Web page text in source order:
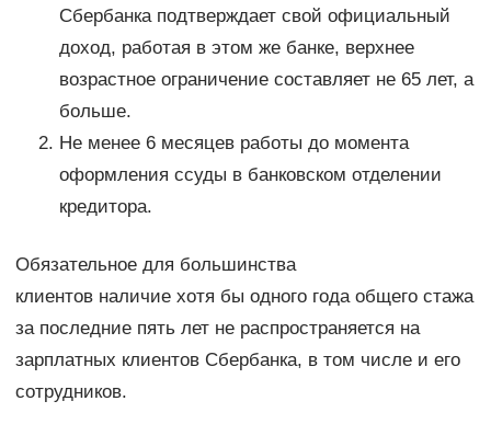
Сбербанка подтверждает свой официальный
доход, работая в этом же банке, верхнее
возрастное ограничение составляет не 65 лет, а
больше.
Не менее 6 месяцев работы до момента
оформления ссуды в банковском отделении
кредитора.
Обязательное для большинства
клиентов наличие хотя бы одного года общего стажа
за последние пять лет не распространяется на
зарплатных клиентов Сбербанка, в том числе и его
сотрудников.